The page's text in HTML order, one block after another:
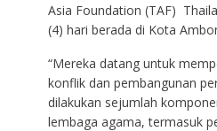
Asia Foundation (TAF)
(4) hari berada di Kota
“Mereka datang untuk
konflik dan pembangunan
dilakukan sejumlah
lembaga agama, termasuk